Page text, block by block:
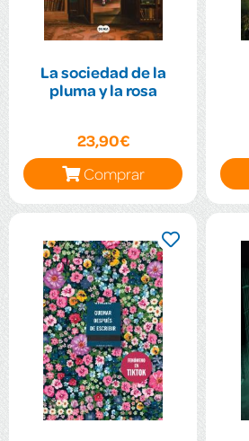
La sociedad de la
pluma y la rosa
23,90€
Comprar